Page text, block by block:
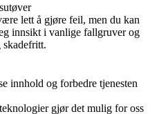
lett å gjøre feil, men du kan
innsikt i vanlige fallgruver og
skadefritt.
innhold og forbedre tjenesten
gjør det mulig for oss